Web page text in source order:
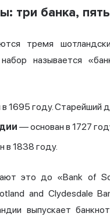
три банка,
тремя
называется
1695 году. Старейший
— основан в 1727
в 1838 году.
это до «Bank of
and Clydesdale
выпускает